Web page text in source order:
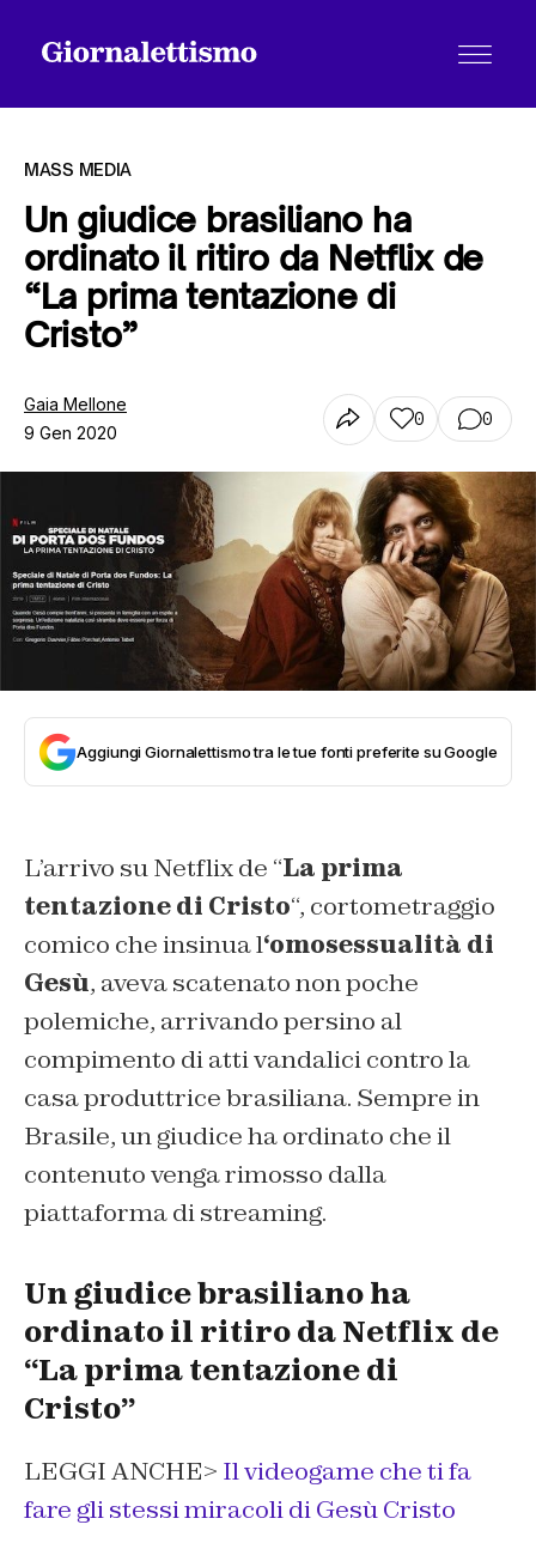
Tutti gli articoli
MASS MEDIA
Un giudice brasiliano ha
ordinato il ritiro da Netflix de
“La prima tentazione di
Cristo”
Gaia Mellone
9 Gen 2020
0 0
Aggiungi Giornalettismo tra le tue fonti preferite su Google
L’arrivo su Netflix de “La prima
tentazione di Cristo“, cortometraggio
comico che insinua l‘omosessualità di
Gesù, aveva scatenato non poche
polemiche, arrivando persino al
compimento di atti vandalici contro la
casa produttrice brasiliana. Sempre in
Brasile, un giudice ha ordinato che il
contenuto venga rimosso dalla
piattaforma di streaming.
Un giudice brasiliano ha
ordinato il ritiro da Netflix de
“La prima tentazione di
Cristo”
LEGGI ANCHE> Il videogame che ti fa
fare gli stessi miracoli di Gesù Cristo